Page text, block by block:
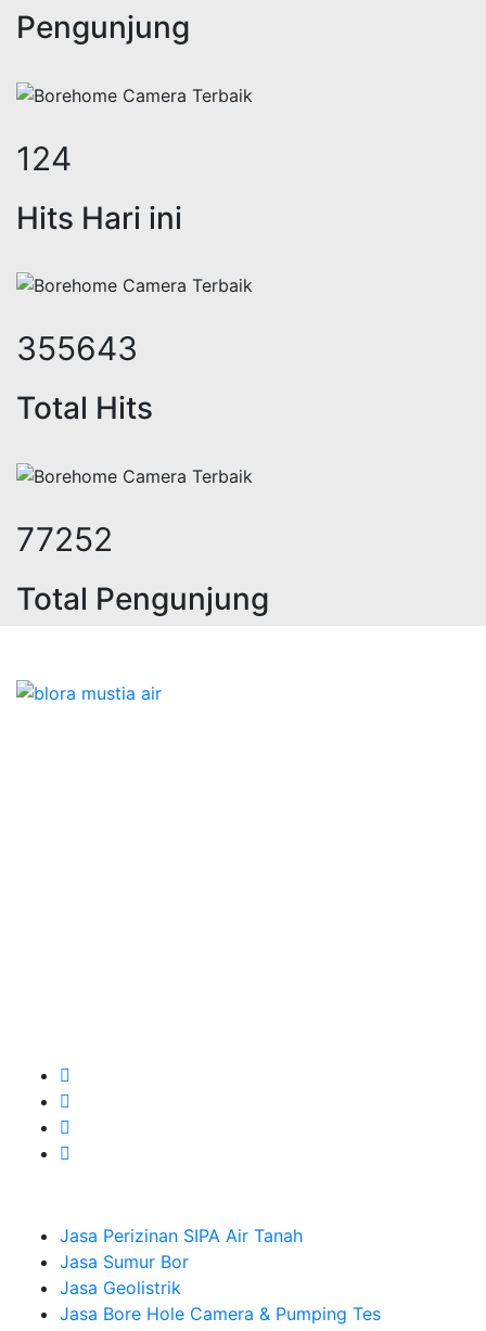
Pengunjung
153
Hits Hari ini
438152
Total Hits
95247
Total Pengunjung
Jasa Perizinan SIPA Air Tanah
Jasa Sumur Bor
Jasa Geolistrik
Jasa Bore Hole Camera & Pumping Tes